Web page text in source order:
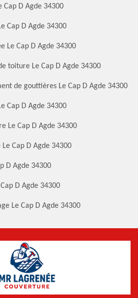
Cap D Agde 34300
Cap D Agde 34300
Le Cap D Agde 34300
toiture Le Cap D Agde 34300
de gouttières Le Cap D Agde 34300
Cap D Agde 34300
Le Cap D Agde 34300
Cap D Agde 34300
D Agde 34300
D Agde 34300
Le Cap D Agde 34300